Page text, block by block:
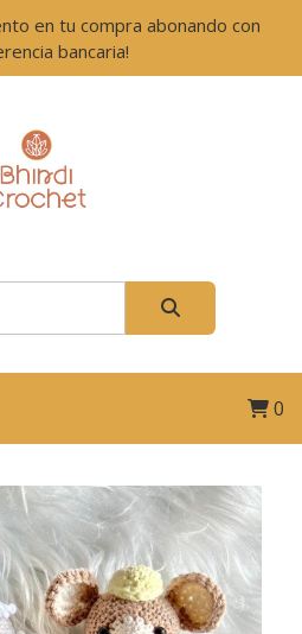
en tu compra abonando con
bancaria!
0